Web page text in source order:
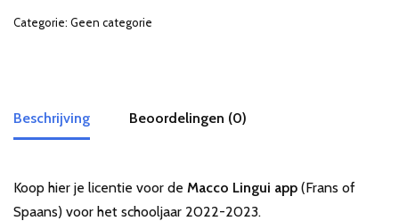
Categorie: Geen categorie
Beschrijving Beoordelingen (0)
Koop hier je licentie voor de Macco Lingui app (Frans of
Spaans) voor het schooljaar 2022-2023.